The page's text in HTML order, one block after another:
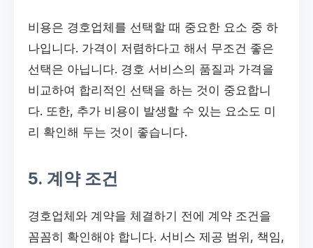
비용은 경호업체를 선택할 때 중요한 요소 중 하
나입니다. 가격이 저렴하다고 해서 무조건 좋은
선택은 아닙니다. 경호 서비스의 품질과 가격을
비교하여 합리적인 선택을 하는 것이 중요합니
다. 또한, 추가 비용이 발생할 수 있는 요소도 미
리 확인해 두는 것이 좋습니다.
5. 계약 조건
경호업체와 계약을 체결하기 전에 계약 조건을
꼼꼼히 확인해야 합니다. 서비스 제공 범위, 책임,